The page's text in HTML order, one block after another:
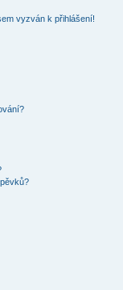
vyzván k přihlášení!